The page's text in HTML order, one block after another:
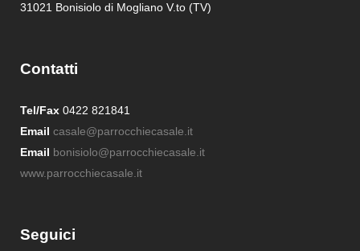
31021 Bonisiolo di Mogliano V.to (TV)
Contatti
Tel/Fax 0422 821841
Email casale@parrocchiecasale.it
Email bonisiolo@parrocchiecasale.it
www.parrocchiecasale.it
Seguici